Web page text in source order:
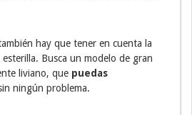
hay que tener en cuenta la
Busca un modelo de gran
liviano, que puedas
ningún problema.